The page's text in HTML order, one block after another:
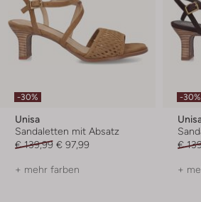
-30%
Unisa
Sandaletten mit Absatz
€ 139,99 € 97,99
+ mehr farben
-30%
€
+